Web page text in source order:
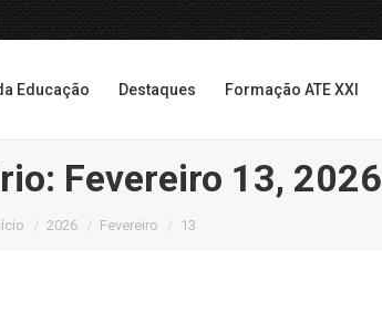
Educação Destaques Formação ATE XXI
Fevereiro 13, 2026
Você está aqui:
2026 Fevereiro 13
Educação Destaques Formação ATE XXI